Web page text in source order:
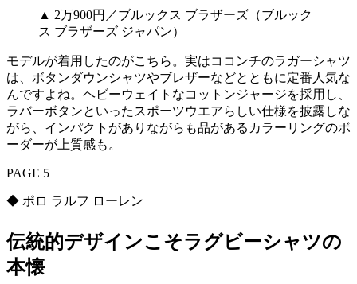
▲ 2万900円／ブルックス ブラザーズ（ブルック
ス ブラザーズ ジャパン）
モデルが着用したのがこちら。実はココンチのラガーシャツ
は、ボタンダウンシャツやブレザーなどとともに定番人気な
んですよね。ヘビーウェイトなコットンジャージを採用し、
ラバーボタンといったスポーツウエアらしい仕様を披露しな
がら、インパクトがありながらも品があるカラーリングのボ
ーダーが上質感も。
PAGE 5
◆ ポロ ラルフ ローレン
伝統的デザインこそラグビーシャツの
本懐